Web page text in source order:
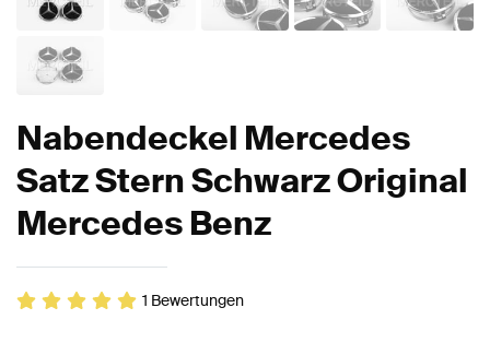
Nabendeckel Mercedes
Satz Stern Schwarz Original
Mercedes Benz
1 Bewertungen